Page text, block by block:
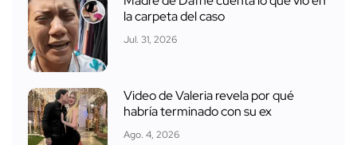
la carpeta del caso
Jul. 31, 2026
Video de Valeria revela por qué
habría terminado con su ex
Ago. 4, 2026